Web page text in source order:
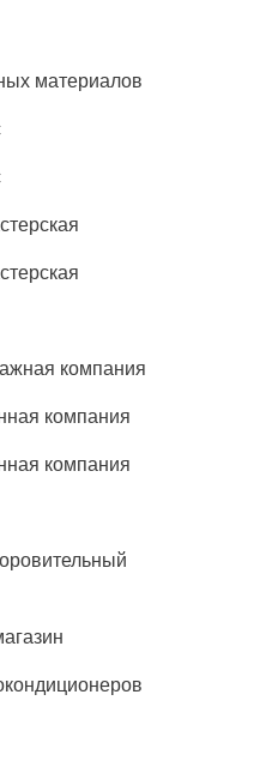
материалов
компания
компания
компания